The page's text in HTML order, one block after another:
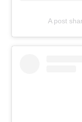
A post